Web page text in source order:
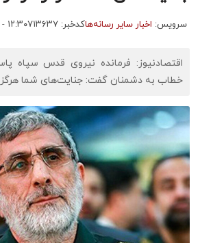
سرویس: اخبار سایر رسانه‌هاکدخبر: ۷۱۳۶۳۷ ۱۴۰۴/
اقتصادنیوز: فرمانده نیروی قدس سپاه
خطاب به دشمنان گفت: جنایت‌های شما